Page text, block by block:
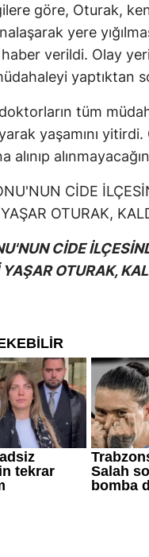
göre, Oturak,
yere
verildi. Olay
yaptıktan
tüm
yaşamını yitirdi.
alınıp
CİDE
OTURAK,